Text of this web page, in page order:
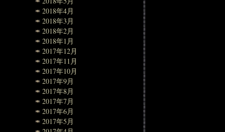
2018年4月
2018年3月
2018年2月
2018年1月
2017年12月
2017年11月
2017年10月
2017年9月
2017年8月
2017年7月
2017年6月
2017年5月